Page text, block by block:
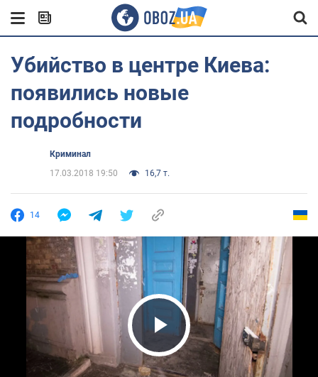
Убийство в центре Киева:
появились новые
подробности
Криминал
17.03.2018 19:50
16,7 т.
14
Play Video